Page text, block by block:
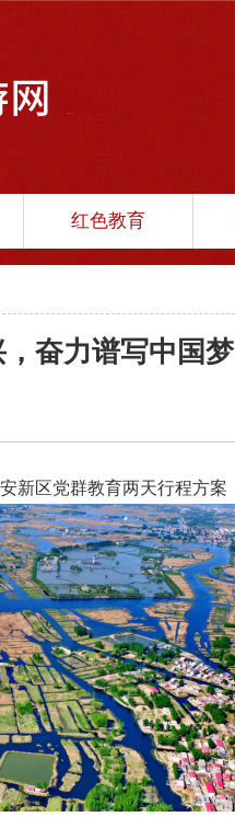
红色教育
奋力谱写中国梦
新区党群教育两天行程方案